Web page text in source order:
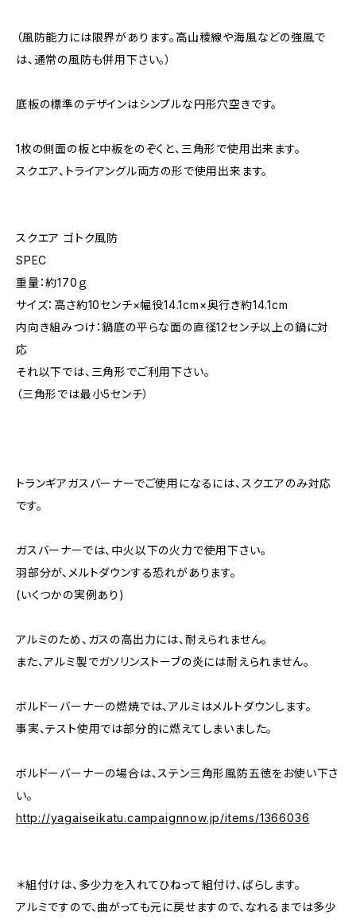
（風防能力には限界があります。高山稜線や海風などの強風で
は、通常の風防も併用下さい。）
底板の標準のデザインはシンプルな円形穴空きです。
1枚の側面の板と中板をのぞくと、三角形で使用出来ます。
スクエア、トライアングル両方の形で使用出来ます。
スクエア ゴトク風防
SPEC
重量：約170ｇ
サイズ：高さ約10センチ×幅役14.1cm×奥行き約14.1cm
内向き組みつけ：鍋底の平らな面の直径12センチ以上の鍋に対
応
それ以下では、三角形でご利用下さい。
（三角形では最小5センチ）
トランギアガスバーナーでご使用になるには、スクエアのみ対応
です。
ガスバーナーでは、中火以下の火力で使用下さい。
羽部分が、メルトダウンする恐れがあります。
(いくつかの実例あり)
アルミのため、ガスの高出力には、耐えられません。
また、アルミ製でガソリンストーブの炎には耐えられません。
ボルドーバーナーの燃焼では、アルミはメルトダウンします。
事実、テスト使用では部分的に燃えてしまいました。
ボルドーバーナーの場合は、ステン三角形風防五徳をお使い下さ
い。
http://yagaiseikatu.campaignnow.jp/items/1366036
＊組付けは、多少力を入れてひねって組付け、ばらします。
アルミですので、曲がっても元に戻せますので、なれるまでは多少